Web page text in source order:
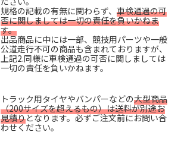
規格の記載の有無に関わらず、 車検通過の可
否に関しましては一切の責任を負いかねま
す。
出品商品に中には一部、競技用パーツや一般
公道走行不可の商品も含まれておりますが、
上記2.同様に車検通過の可否に関しましては
一切の責任を負いかねます。
トラック用タイヤやバンパーなどの大型商品
（200サイズを超えるもの）は送料が別途お
見積りとなります。必ずご注文前にお問い合
わせください。